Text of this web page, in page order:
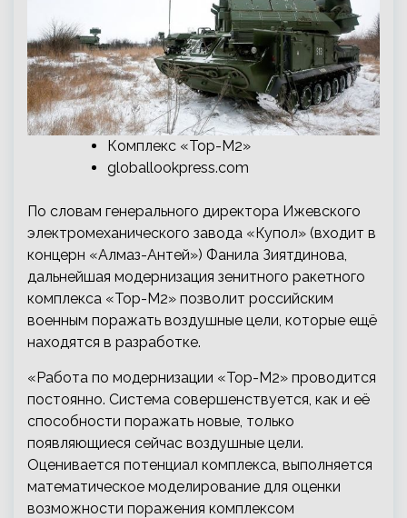
Комплекс «Тор-М2»
globallookpress.com
По словам генерального директора Ижевского
электромеханического завода «Купол» (входит в
концерн «Алмаз-Антей») Фанила Зиятдинова,
дальнейшая модернизация зенитного ракетного
комплекса «Тор-М2» позволит российским
военным поражать воздушные цели, которые ещё
находятся в разработке.
«Работа по модернизации «Тор-М2» проводится
постоянно. Система совершенствуется, как и её
способности поражать новые, только
появляющиеся сейчас воздушные цели.
Оценивается потенциал комплекса, выполняется
математическое моделирование для оценки
возможности поражения комплексом